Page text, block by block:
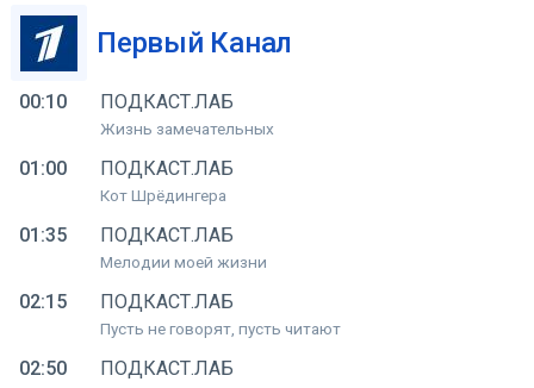
Первый Канал
00:10 ПОДКАСТ.ЛАБ
Жизнь замечательных
01:00 ПОДКАСТ.ЛАБ
Кот Шрёдингера
01:35 ПОДКАСТ.ЛАБ
Мелодии моей жизни
02:15 ПОДКАСТ.ЛАБ
Пусть не говорят, пусть читают
02:50 ПОДКАСТ.ЛАБ